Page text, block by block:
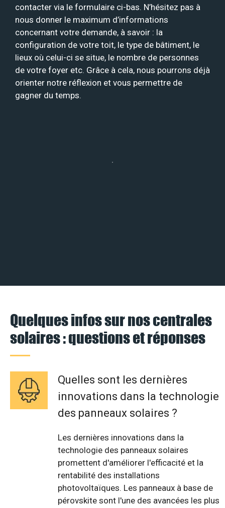
contacter via le formulaire ci-bas. N’hésitez pas à
nous donner le maximum d’informations
concernant votre demande, à savoir : la
configuration de votre toit, le type de bâtiment, le
lieux où celui-ci se situe, le nombre de personnes
de votre foyer etc. Grâce à cela, nous pourrons déjà
orienter notre réflexion et vous permettre de
gagner du temps.
Quelques infos sur nos centrales
solaires : questions et réponses
Quelles sont les dernières
innovations dans la technologie
des panneaux solaires ?
Les dernières innovations dans la
technologie des panneaux solaires
promettent d'améliorer l'efficacité et la
rentabilité des installations
photovoltaïques. Les panneaux à base de
pérovskite sont l'une des avancées les plus